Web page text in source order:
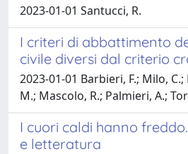
2023-01-01 Santucci, R.
I criteri di abbattimento
civile diversi dal criterio
2023-01-01 Barbieri, F.; Milo,
M.; Mascolo, R.; Palmieri, A.;
I cuori caldi hanno
e letteratura